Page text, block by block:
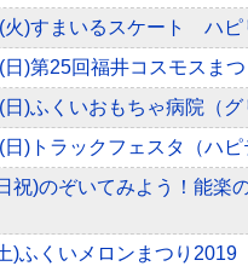
)すまいるスケート ハピ
)第25回福井コスモスまつ
)ふくいおもちゃ病院（グ
)トラックフェスタ（ハピ
祝)のぞいてみよう！能楽
)ふくいメロンまつり2019